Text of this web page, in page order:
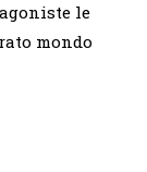
le
mondo